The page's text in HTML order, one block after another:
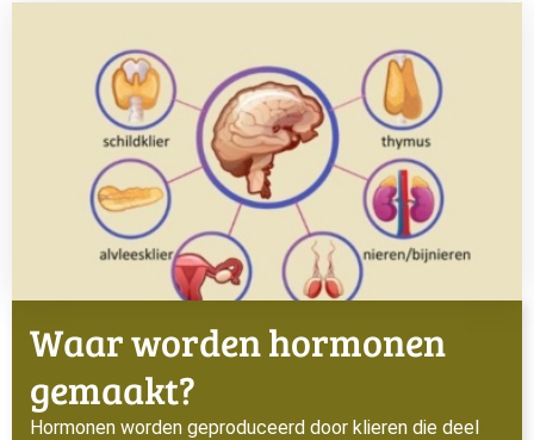
Waar worden hormonen
gemaakt?
Hormonen worden geproduceerd door klieren die deel